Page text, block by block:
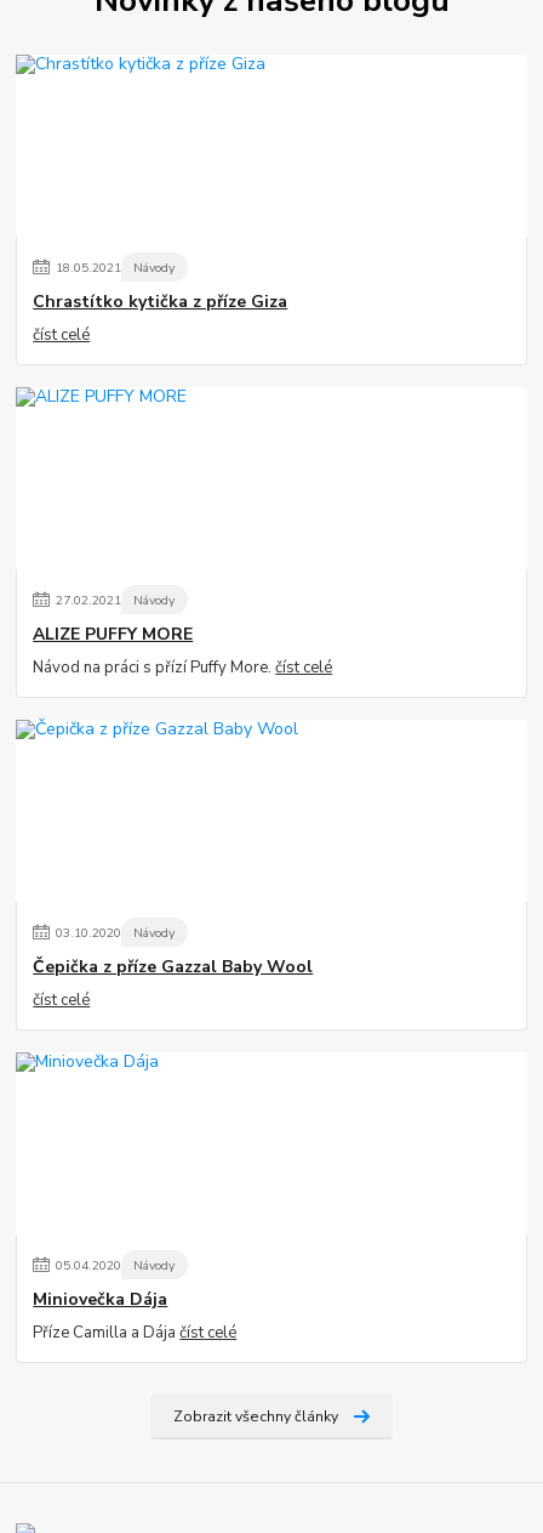
18.05.2021 Návody
Chrastítko kytička z příze Giza
číst celé
27.02.2021 Návody
ALIZE PUFFY MORE
Návod na práci s přízí Puffy More.číst celé
03.10.2020 Návody
Čepička z příze Gazzal Baby Wool
číst celé
05.04.2020 Návody
Miniovečka Dája
Příze Camilla a Dájačíst celé
Zobrazit všechny články